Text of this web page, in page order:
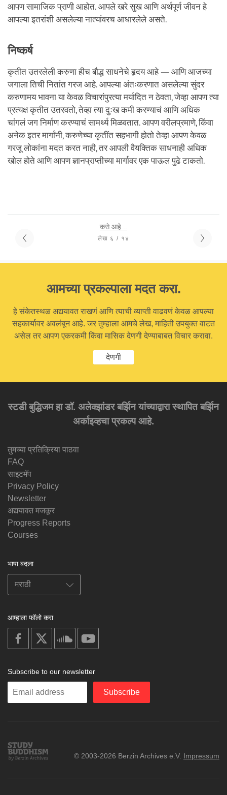
आपण सामाजिक प्राणी आहोत. आपले खरे सुख आणि अर्थपूर्ण जीवन हे
आपल्या इतरांशी असलेल्या नात्यांवरच आधारलेले असते.
निष्कर्ष
कृतीत उतरलेली करुणा हीच बौद्ध साधनेचे हृदय आहे — आणि आजच्या
जगाला तिची नितांत गरज आहे. आपल्या अंतःकरणात असलेल्या सुंदर
करुणामय भावना या केवळ विचारांपुरत्या मर्यादित न ठेवता, जेव्हा आपण त्या
प्रत्यक्ष कृतीत उतरवतो, तेव्हा त्या दुःख कमी करण्याचं आणि अधिक
चांगलं जग निर्माण करण्याचं सामर्थ्य मिळवतात. आपण वरीलप्रमाणे, किंवा
अनेक इतर मार्गांनी, करुणेच्या कृतींत सहभागी होतो तेव्हा आपण केवळ
गरजू लोकांना मदत करत नाही, तर आपली वैयक्तिक साधनाही अधिक
खोल होते आणि आपण ज्ञानप्राप्तीच्या मार्गावर एक पाऊल पुढे टाकतो.
कसे आहे...
लेख ६ / १४
आमच्या प्रकल्पाला मदत करा.
हे संकेतस्थळ अद्ययावत राखणं आणि त्याची व्याप्ती वाढवणं केवळ आपल्या
सहकार्यावर अवलंबून आहे. जर तुम्हाला आमचे लेख, माहिती उपयुक्त वाटत
असेल तर आपण एकरकमी किंवा मासिक देणगी देण्याबाबत विचार करावा.
देणगी
स्टडी बुद्धिजम हा डॉ. अलेक्झांडर बर्झिन यांच्याद्वारा स्थापित बर्झिन
अर्काइव्हचा प्रकल्प आहे.
तुमच्या प्रतिक्रिया पाठवा
FAQ
साइटमॅप
Privacy Policy
Newsletter
अद्ययावत मजकूर
Progress Reports
Courses
भाषा बदला
आम्हाला फॉलो करा
on
facebook
soundcloud
Subscribe to our newsletter
Enter
Subscribe
Study
Buddhism
© 2003-2026 Berzin Archives e.V. Impressum